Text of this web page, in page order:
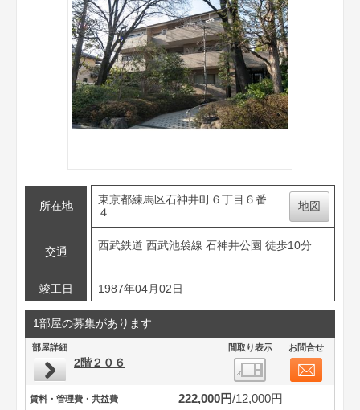
所在地
東京都練馬区石神井町６丁目６番
４
地図
交通
西武鉄道 西武池袋線 石神井公園 徒歩10分
竣工日 1987年04月02日
1部屋の募集があります
部屋詳細 間取り表示 お問合せ
2階２０６
賃料・管理費・共益費 222,000円 12,000円